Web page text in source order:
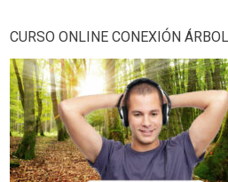
CURSO ONLINE CONEXIÓN